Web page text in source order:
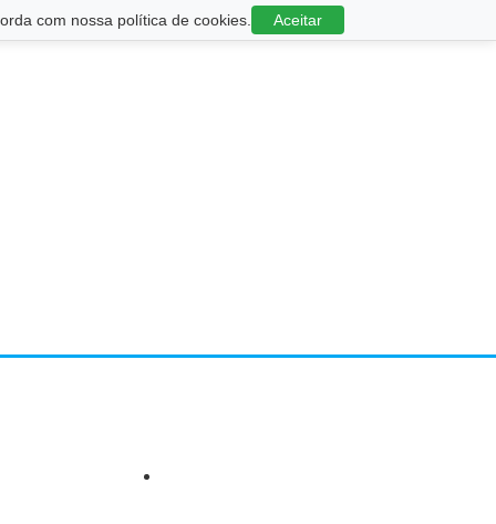
com nossa política de cookies. Aceitar